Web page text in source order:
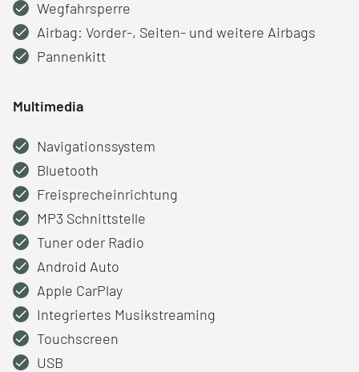
Wegfahrsperre
Airbag: Vorder-, Seiten- und weitere Airbags
Pannenkitt
Multimedia
Navigationssystem
Bluetooth
Freisprecheinrichtung
MP3 Schnittstelle
Tuner oder Radio
Android Auto
Apple CarPlay
Integriertes Musikstreaming
Touchscreen
USB